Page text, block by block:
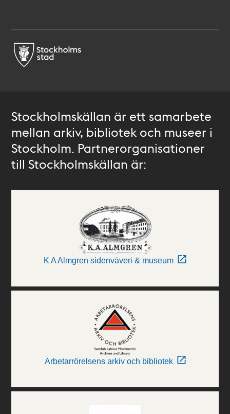
Stockholmskällan är ett samarbete
mellan arkiv, bibliotek och museer i
Stockholm. Partnerorganisationer
till Stockholmskällan är:
K A Almgren sidenväveri & museum
Arbetarrörelsens arkiv och bibliotek